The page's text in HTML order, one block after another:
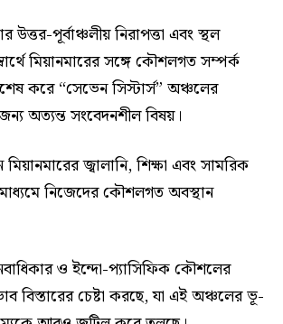
পূর্বাঞ্চলীয় নিরাপত্তা এবং স্থল
মিয়ানমারের সঙ্গে কৌশলগত সম্পর্ক
করে “সেভেন সিস্টার্স” অঞ্চলের
অত্যন্ত সংবেদনশীল বিষয়।
জ্বালানি, শিক্ষা এবং সামরিক
নিজেদের কৌশলগত অবস্থান
ও ইন্দো-প্যাসিফিক কৌশলের
বিস্তারের চেষ্টা করছে, যা এই অঞ্চলের ভূ-